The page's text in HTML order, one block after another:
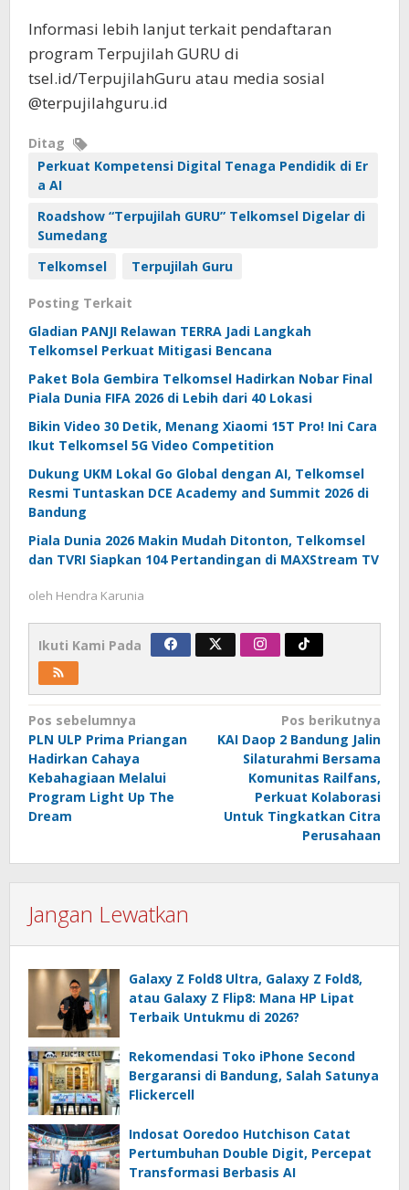
Informasi lebih lanjut terkait pendaftaran
program Terpujilah GURU di
tsel.id/TerpujilahGuru atau media sosial
@terpujilahguru.id
Ditag
Perkuat Kompetensi Digital Tenaga Pendidik di Er
a AI
Roadshow “Terpujilah GURU” Telkomsel Digelar di
Sumedang
Telkomsel
Terpujilah Guru
Posting Terkait
Gladian PANJI Relawan TERRA Jadi Langkah
Telkomsel Perkuat Mitigasi Bencana
Paket Bola Gembira Telkomsel Hadirkan Nobar Final
Piala Dunia FIFA 2026 di Lebih dari 40 Lokasi
Bikin Video 30 Detik, Menang Xiaomi 15T Pro! Ini Cara
Ikut Telkomsel 5G Video Competition
Dukung UKM Lokal Go Global dengan AI, Telkomsel
Resmi Tuntaskan DCE Academy and Summit 2026 di
Bandung
Piala Dunia 2026 Makin Mudah Ditonton, Telkomsel
dan TVRI Siapkan 104 Pertandingan di MAXStream TV
oleh Hendra Karunia
Ikuti Kami Pada
Navigasi
pos
Pos sebelumnya
PLN ULP Prima Priangan
Hadirkan Cahaya
Kebahagiaan Melalui
Program Light Up The
Dream
Pos berikutnya
KAI Daop 2 Bandung Jalin
Silaturahmi Bersama
Komunitas Railfans,
Perkuat Kolaborasi
Untuk Tingkatkan Citra
Perusahaan
Jangan Lewatkan
Galaxy Z Fold8 Ultra, Galaxy Z Fold8,
atau Galaxy Z Flip8: Mana HP Lipat
Terbaik Untukmu di 2026?
Rekomendasi Toko iPhone Second
Bergaransi di Bandung, Salah Satunya
Flickercell
Indosat Ooredoo Hutchison Catat
Pertumbuhan Double Digit, Percepat
Transformasi Berbasis AI